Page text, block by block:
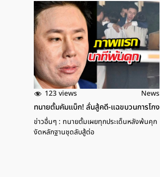
123 views News
ทนายตั้มคัมแบ็ก! ลั่นสู้คดี-แฉขบวนการโกง
ข่าวอื่นๆ : ทนายตั้มเผยทุกประเด็นหลังพ้นคุก
งัดหลักฐานชุดลับสู้ต่อ